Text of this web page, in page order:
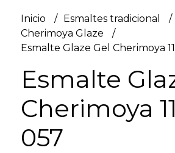
Inicio
Esmaltes tradicional
Cherimoya Glaze
Esmalte Glaze Gel Cherimoya
Esmalte
Cherimoya
057